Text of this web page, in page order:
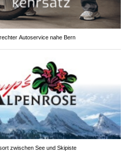
Autoservice nahe Bern
zwischen See und Skipiste